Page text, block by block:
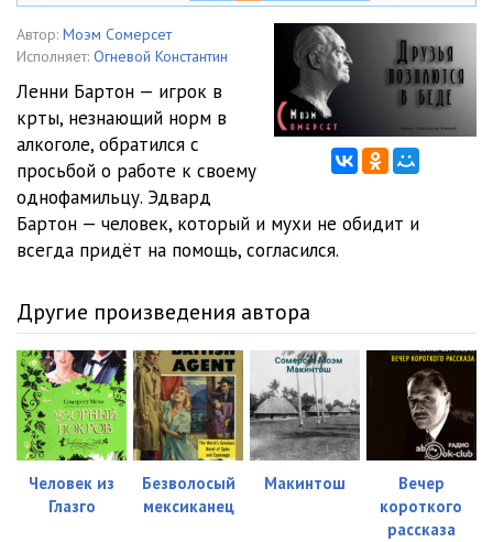
Автор: Моэм Сомерсет
Исполняет: Огневой Константин
Ленни Бартон — игрок в
крты, незнающий норм в
алкоголе, обратился с
просьбой о работе к своему
однофамильцу. Эдвард
Бартон — человек, который и мухи не обидит и
всегда придёт на помощь, согласился.
Другие произведения автора
Человек из
Глазго
Безволосый
мексиканец
Макинтош
Вечер
короткого
рассказа